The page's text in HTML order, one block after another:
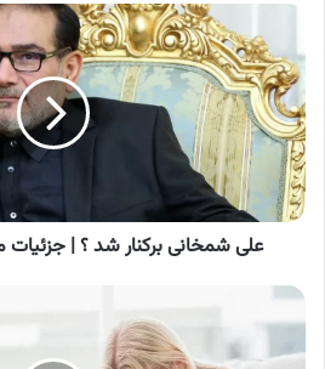
علی
شمخانی
برکنار
شد
؟
|
جزئیات
ماجرا
را
علی شمخانی برکنار شد ؟ | جزئیات
زندگی
را
زندگی